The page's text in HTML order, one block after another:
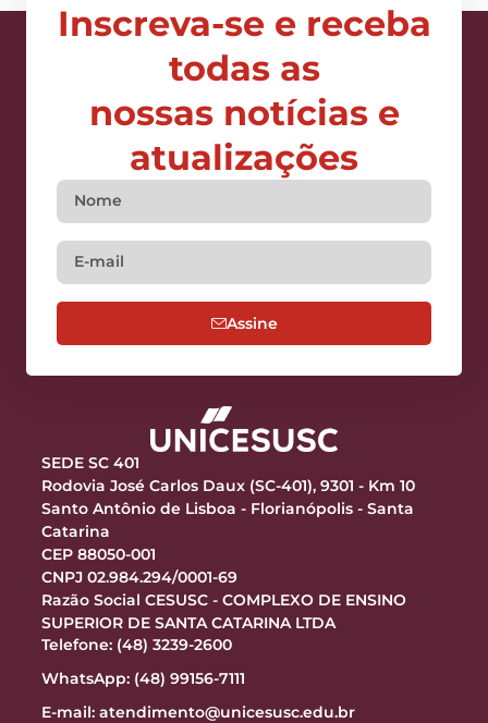
Inscreva-se e receba
todas as
nossas notícias e
atualizações
Assine
SEDE SC 401
Rodovia José Carlos Daux (SC-401), 9301 - Km 10
Santo Antônio de Lisboa - Florianópolis - Santa
Catarina
CEP 88050-001
CNPJ 02.984.294/0001-69
Razão Social CESUSC - COMPLEXO DE ENSINO
SUPERIOR DE SANTA CATARINA LTDA
Telefone: (48) 3239-2600
WhatsApp: (48) 99156-7111
E-mail: atendimento@unicesusc.edu.br